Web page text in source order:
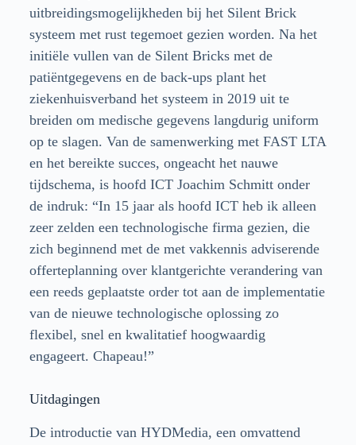
uitbreidingsmogelijkheden bij het Silent Brick
systeem met rust tegemoet gezien worden. Na het
initiële vullen van de Silent Bricks met de
patiëntgegevens en de back-ups plant het
ziekenhuisverband het systeem in 2019 uit te
breiden om medische gegevens langdurig uniform
op te slagen. Van de samenwerking met FAST LTA
en het bereikte succes, ongeacht het nauwe
tijdschema, is hoofd ICT Joachim Schmitt onder
de indruk: “In 15 jaar als hoofd ICT heb ik alleen
zeer zelden een technologische firma gezien, die
zich beginnend met de met vakkennis adviserende
offerteplanning over klantgerichte verandering van
een reeds geplaatste order tot aan de implementatie
van de nieuwe technologische oplossing zo
flexibel, snel en kwalitatief hoogwaardig
engageert. Chapeau!”
Uitdagingen
De introductie van HYDMedia, een omvattend